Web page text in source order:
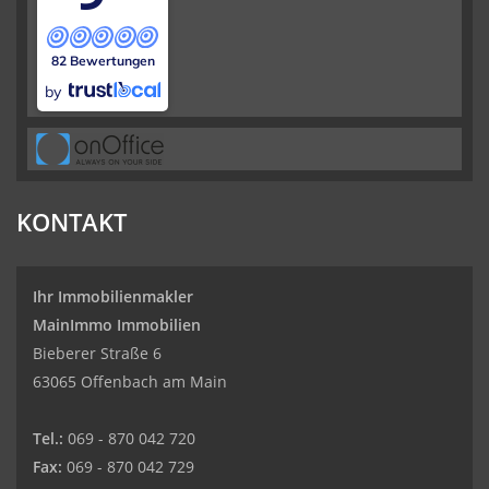
82 Bewertungen
by
KONTAKT
Ihr Immobilienmakler
MainImmo Immobilien
Bieberer Straße 6
63065 Offenbach am Main
Tel.: 069 - 870 042 720
Fax: 069 - 870 042 729